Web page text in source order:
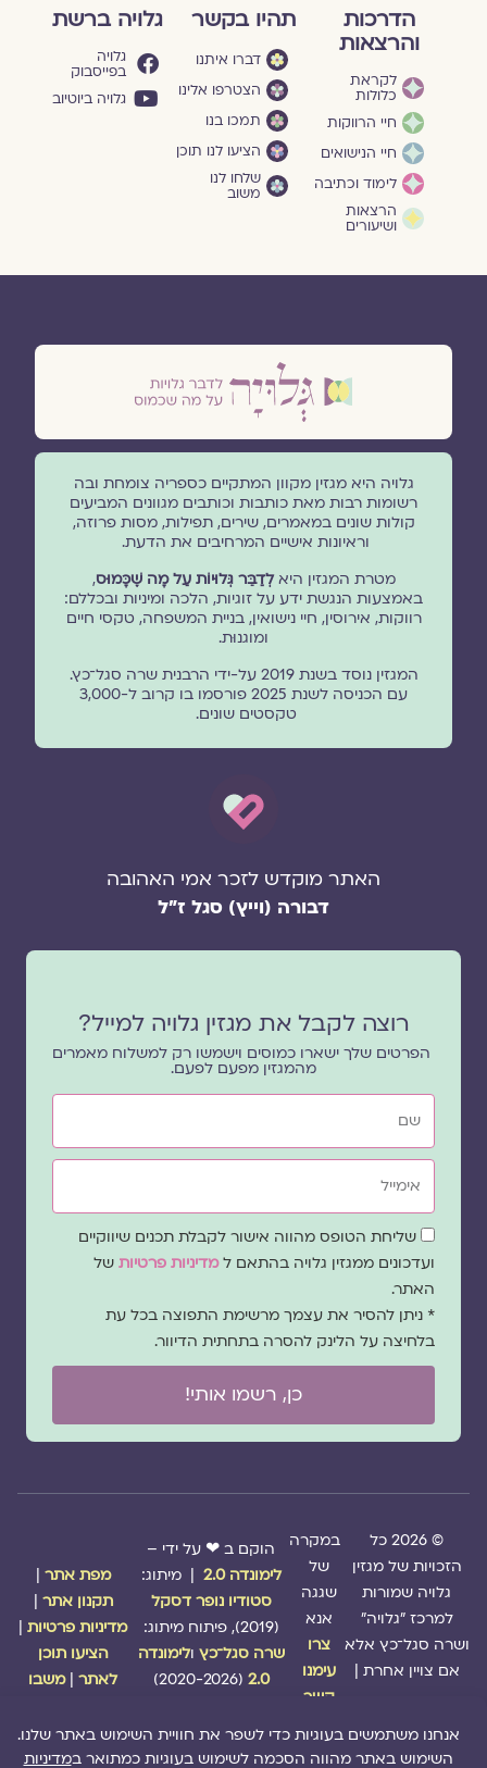
הדרכות
והרצאות
לקראת
כלולות
חיי הרווקות
חיי הנישואים
לימוד וכתיבה
הרצאות
ושיעורים
תהיו בקשר
דברו איתנו
הצטרפו אלינו
תמכו בנו
הציעו לנו תוכן
שלחו לנו
משוב
גלויה ברשת
גלויה
בפייסבוק
גלויה ביוטיוב
גלויה היא מגזין מקוון המתקיים כספריה צומחת ובה
רשומות רבות מאת כותבות וכותבים מגוונים המביעים
קולות שונים במאמרים, שירים, תפילות, מסות פרוזה,
וראיונות אישיים המרחיבים את הדעת.
מטרת המגזין היאלְדַבֵּר גְּלוּיוֹת עַל מָה שֶׁכָּמוּס,
באמצעות הנגשת ידע על זוגיות, הלכה ומיניות ובכללם:
רווקות, אירוסין, חיי נישואין, בניית המשפחה, טקסי חיים
ומוגנוּת.
המגזין נוסד בשנת 2019 על-ידי הרבנית שרה סגל־כץ.
עם הכניסה לשנת 2025 פורסמו בו קרוב ל-3,000
טקסטים שונים.
האתר מוקדש לזכר אמי האהובה
דבורה (וייץ) סגל ז"ל
רוצה לקבל את מגזין גלויה למייל?
הפרטים שלך ישארו כמוסים וישמשו רק למשלוח מאמרים
מהמגזין מפעם לפעם.
שם
אימייל
שדה
הסכמה
שליחת הטופס מהווה אישור לקבלת תכנים שיווקיים
ועדכונים ממגזין גלויה בהתאם ל מדיניות פרטיותשל
האתר.
* ניתן להסיר את עצמך מרשימת התפוצה בכל עת
בלחיצה על הלינק להסרה בתחתית הדיוור.
כן, רשמו אותי!
© 2026 כל
הזכויות של מגזין
גלויה שמורות
למרכז "גלויה"
ושרה סגל־כץ אלא
אם צויין אחרת |
במקרה
של
שגגה
אנא
צרו
עימנו
קשר
הוקם ב ❤ על ידי –
לימונדה 2.0
| מיתוג:
סטודיו נופר דסקל
שרה סגל־כץולימונדה
2.0
(2020-2026)
מפת אתר|
תקנון אתר|
מדיניות פרטיות|
הציעו תוכן
לאתר| משבו